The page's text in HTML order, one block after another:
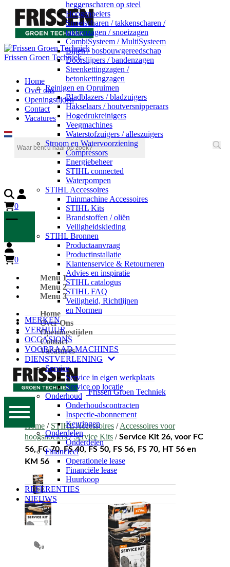
Frissen Groen Techniek
Home
Over ons
Openingstijden
Contact
Vacatures
heggenscharen op steel
Hoogsnoeiers
Snoeischaren / takkenscharen /
takkenzagen / snoeizagen
CombiSysteem / MultiSysteem
Bijlen / bosbouwgereedschap
Doorslijpers / bandenzagen
Steenkettingzagen /
betonkettingzagen
Reinigen en Opruimen
Bladblazers / bladzuigers
Hakselaars / houtversnipperaars
Hogedrukreinigers
Veegmachines
Waterstofzuigers / alleszuigers
Stroom en Watervoorziening
Compressors
Energiebeheer
STIHL connected
Waterpompen
STIHL Accessoires
Tuinmachine Accessoires
STIHL Kits
Brandstoffen / oliën
Veiligheidskleding
STIHL Bronnen
Productaanvraag
Productinstallatie
Klantenservice & Retourneren
Advies en inspiratie
STIHL catalogus
STIHL FAQ
Veiligheid, Richtlijnen
en Normen
MERKEN
VERHUUR
OCCASIONS
VOORRAAD MACHINES
DIENSTVERLENING
Service
Service in eigen werkplaats
Service op locatie
Onderhoud
Onderhoudscontracten
Inspectie-abonnement
Keuringen
Onderdelen
Onderdelen
Financieel
Operationele lease
Financiële lease
Huurkoop
REFERENTIES
NIEUWS
0
0
Menu 1
Menu 2
Menu 3
Home
Over Ons
Openingstijden
Contact
Vacatures
Frissen Groen Techniek
Home / STIHL Accessoires /Accessoires voor
hoogsnoeiers/Service Kits /Service Kit 26, voor FC
56, FC 70, FS 40, FS 50, FS 56, FS 70, HT 56 en
KM 56